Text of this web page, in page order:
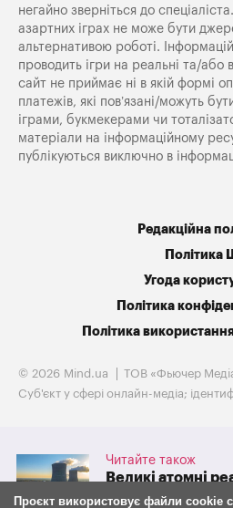
Читайте також
Великі атомні
грі.
негайно зверніться до
азартних іграх не може бути
альтернативою роботі.
проводить ігри на реальні та/або
сайт не приймає ні в якій формі
платежів, які пов’язані/можуть
іграми, букмекерами чи
матеріали на інформаційному
публікуються виключно в
Редакційна
Політика
Угода
Політика
Політика
© 2026 Mind.ua
ТОВ «Фьючер
Cуб'єкт у сфері онлайн-медіа;
Проєкт використовує файли cookie